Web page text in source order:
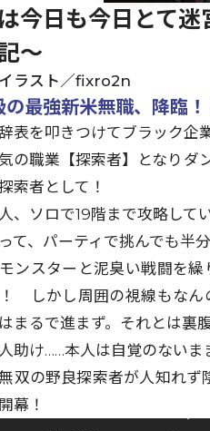
今日も今日とて
～
ラスト／fixro2n
の最強新米無職、降臨！
表を叩きつけてブラック
の職業【探索者】となりダ
索者として！
人、ソロで19階まで攻略して
って、パーティで挑んでも
ンスターと泥臭い戦闘を
しかし周囲の視線もなん
まるで進まず。それとは裏
助け……本人は自覚のないま
双の野良探索者が人知れず
幕！